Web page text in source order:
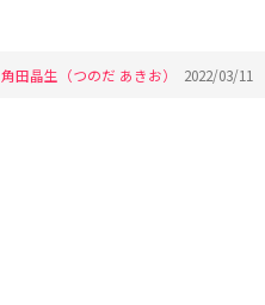
角田晶生（つのだ あきお） 2022/03/11